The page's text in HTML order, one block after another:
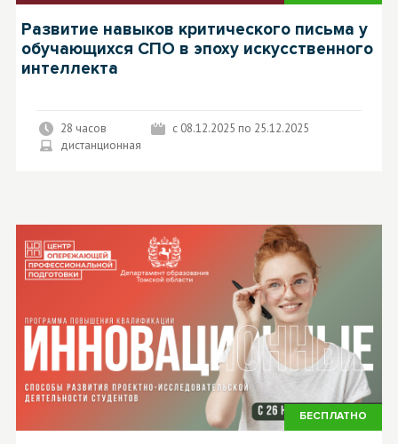
Развитие навыков критического письма у
обучающихся СПО в эпоху искусственного
интеллекта
28 часов
с 08.12.2025 по 25.12.2025
дистанционная
БЕСПЛАТНО